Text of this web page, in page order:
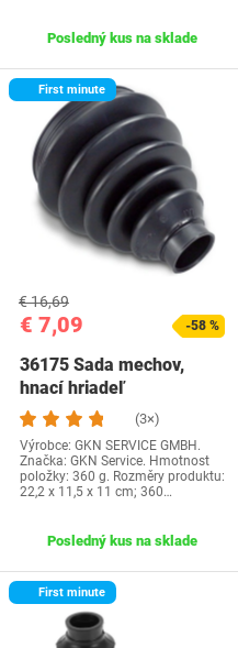
Posledný kus na sklade
First minute
€ 7,09
€ 16,69
-58 %
36175 Sada mechov,
hnací hriadeľ
(3×)
Výrobce: GKN SERVICE GMBH.
Značka: GKN Service. Hmotnost
položky: 360 g. Rozměry produktu:
22,2 x 11,5 x 11 cm; 360…
Posledný kus na sklade
First minute